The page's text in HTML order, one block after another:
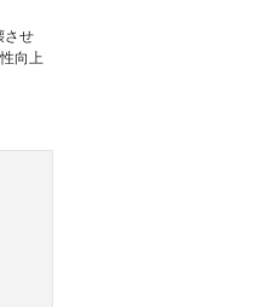
させ
向上